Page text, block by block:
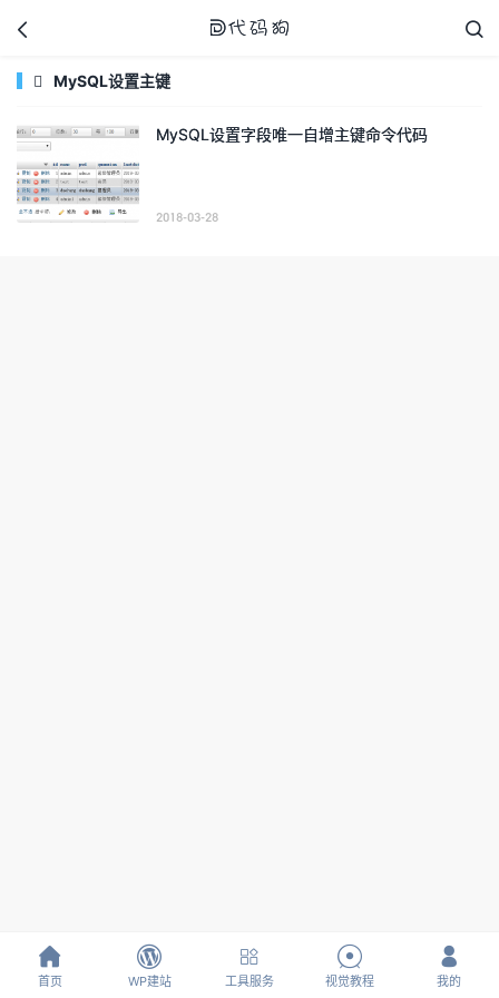

 
 MySQL设置主键
MySQL设置字段唯一自增主键命令代码
2018-03-28

首页

WP建站

工具服务

视觉教程

我的